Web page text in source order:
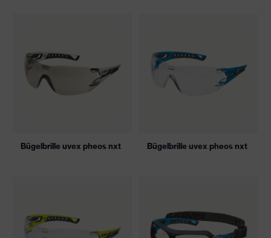
Bügelbrille uvex pheos nxt Bügelbrille uvex pheos nxt